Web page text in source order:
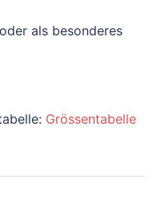
als besonderes
Grössentabelle